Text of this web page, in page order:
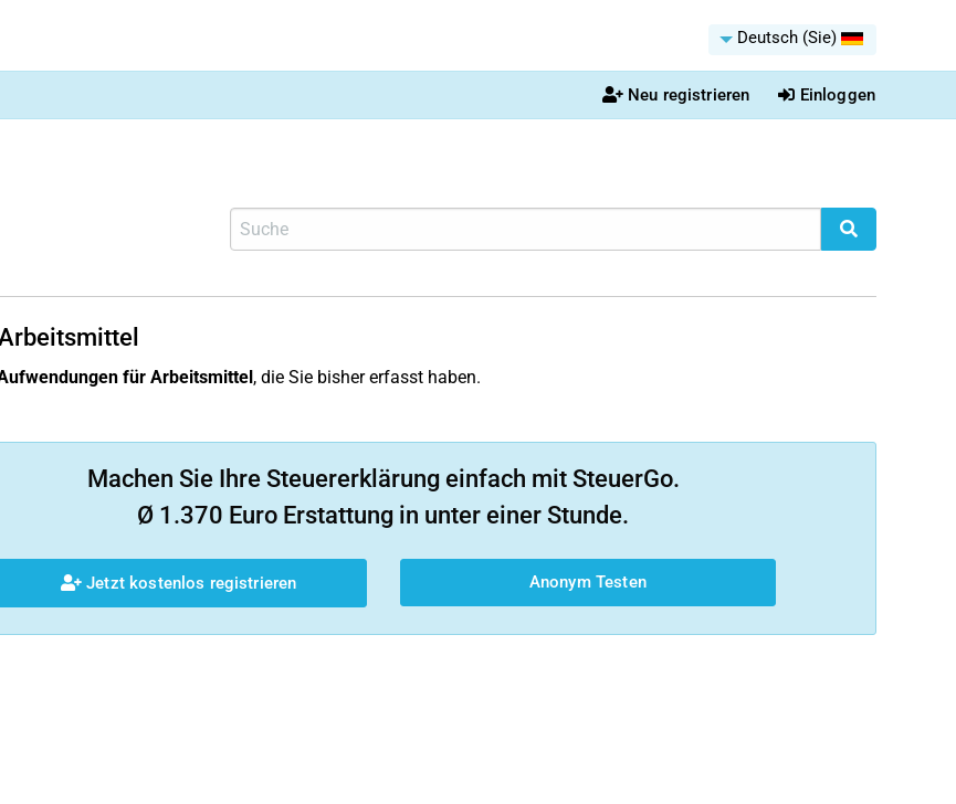
Deutsch (Sie)
Neu registrieren Einloggen
für Arbeitsmittel, die Sie bisher erfasst haben.
Machen Sie Ihre Steuererklärung einfach mit SteuerGo.
Ø 1.370 Euro Erstattung in unter einer Stunde.
Jetzt kostenlos registrieren Anonym Testen